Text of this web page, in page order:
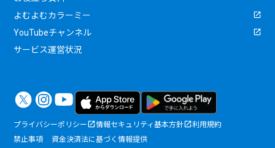
よむよむカラーミー
YouTubeチャンネル
サービス運営状況
プライバシーポリシー 情報セキュリティ基本方針
利用規約
禁止事項
資金決済法に基づく情報提供